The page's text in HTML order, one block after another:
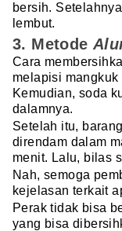
bersih.
lembut.
3. Metode
Cara
melapisi mangkuk
Kemudian, soda
dalamnya.
Setelah itu,
direndam dalam
menit. Lalu, bilas
Nah, semoga
kejelasan terkait
Perak tidak bisa
yang bisa